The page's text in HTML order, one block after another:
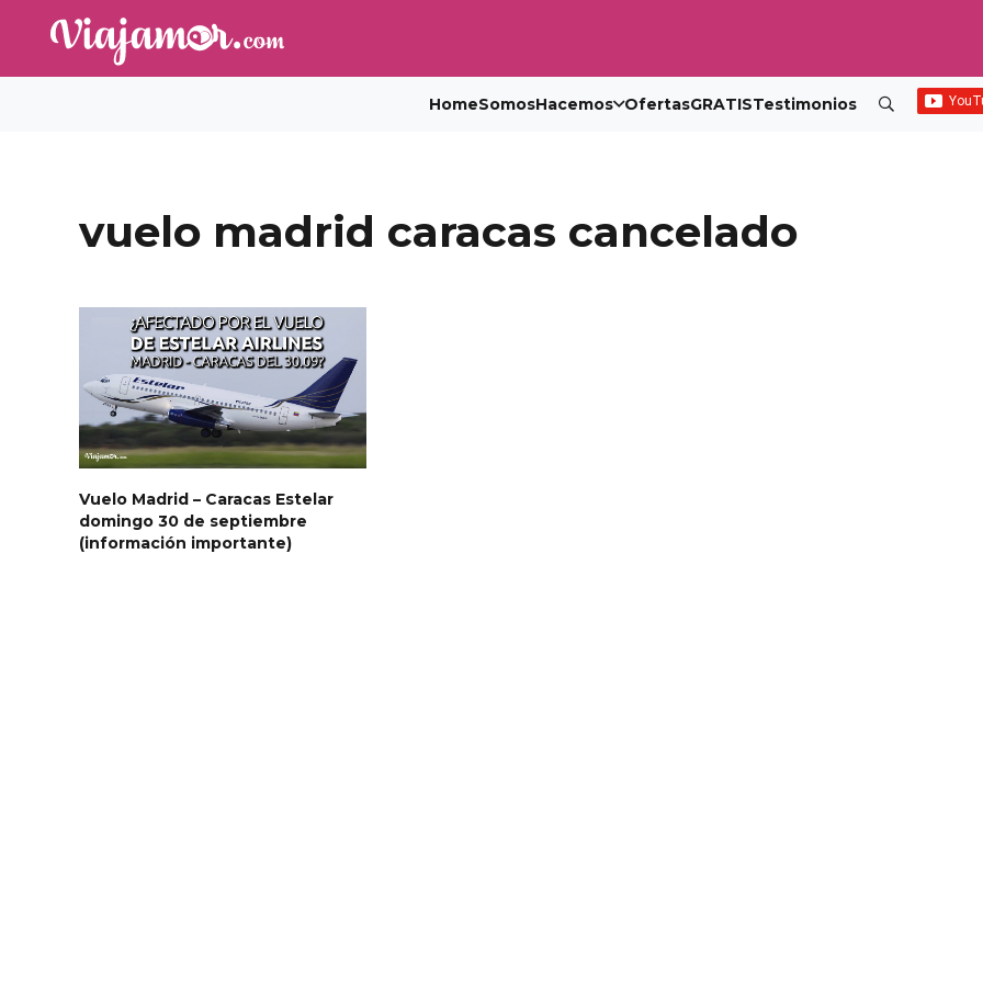
HomeSomosHacemos OfertasGRATISTestimonios
vuelo madrid caracas cancelado
Vuelo Madrid – Caracas Estelar
domingo 30 de septiembre
(información importante)